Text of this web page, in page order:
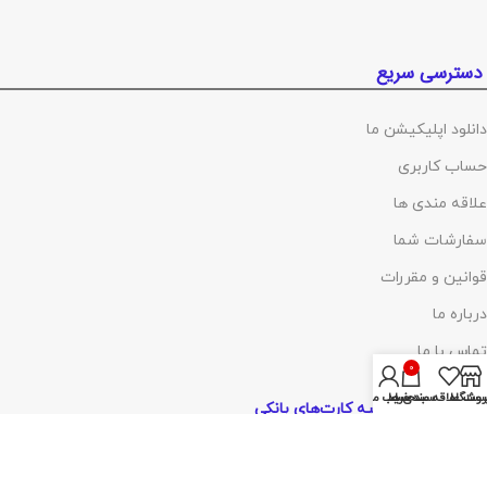
دسترسی سریع
دانلود اپلیکیشن ما
حساب کاربری
علاقه مندی ها
سفارشات شما
قوانین و مقررات
درباره ما
تماس با ما
پرداخت توسط کلیه کارت‌های بانکی
علاقه مندی ها
0
سبد خرید
حساب من